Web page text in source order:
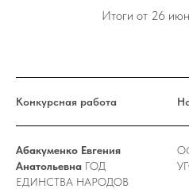
Итоги от 26
Конкурсная работа
Абакуменко Евгения
Анатольевна ГОД
ЕДИНСТВА НАРОДОВ